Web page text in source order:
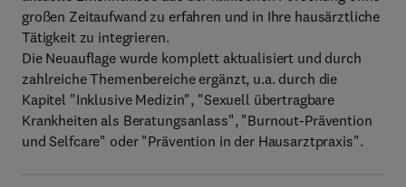
großen Zeitaufwand zu erfahren und in Ihre hausärztliche
Tätigkeit zu integrieren.
Die Neuauflage wurde komplett aktualisiert und durch
zahlreiche Themenbereiche ergänzt, u.a. durch die
Kapitel "Inklusive Medizin", "Sexuell übertragbare
Krankheiten als Beratungsanlass", "Burnout-Prävention
und Selfcare" oder "Prävention in der Hausarztpraxis".